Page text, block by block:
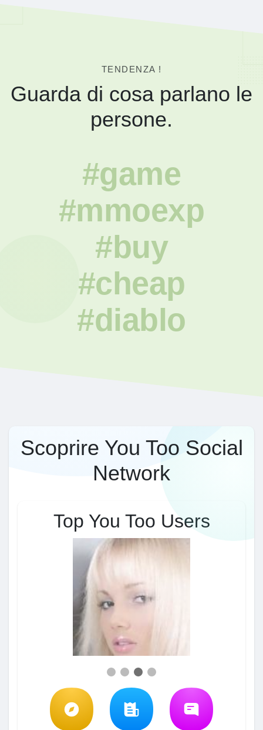
TENDENZA !
Guarda di cosa parlano le
persone.
#game
#mmoexp
#buy
#cheap
#diablo
Scoprire You Too Social
Network
Top You Too Users